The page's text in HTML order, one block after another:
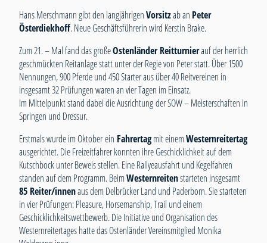
Hans Merschmann gibt den langjährigenVorsitzab an Peter
Österdiekhoff. Neue Geschäftsführerin wird Kerstin Brake.
Zum 21. – Mal fand das großeOstenländer Reitturnierauf der herrlich
geschmückten Reitanlage statt unter der Regie von Peter statt. Über 1500
Nennungen, 900 Pferde und 450 Starter aus über 40 Reitvereinen in
insgesamt 32 Prüfungen waren an vier Tagen im Einsatz.
Im Mittelpunkt stand dabei die Ausrichtung der SOW – Meisterschaften in
Springen und Dressur.
Erstmals wurde im Oktober ein Fahrertagmit einemWesternreitertag
ausgerichtet. Die Freizeitfahrer konnten ihre Geschicklichkeit auf dem
Kutschbock unter Beweis stellen. Eine Rallyeausfahrt und Kegelfahren
standen auf dem Programm. BeimWesternreitenstarteten insgesamt
85 Reiter/innenaus dem Delbrücker Land und Paderborn. Sie starteten
in vier Prüfungen: Pleasure, Horsemanship, Trail und einem
Geschicklichkeitswettbewerb. Die Initiative und Organisation des
Westernreitertages hatte das Ostenländer Vereinsmitglied Monika